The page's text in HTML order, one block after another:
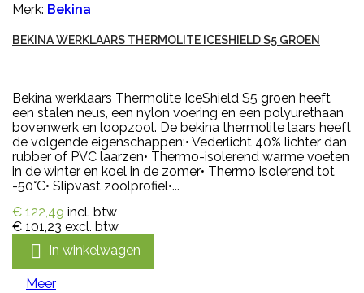
Merk: Bekina
BEKINA WERKLAARS THERMOLITE ICESHIELD S5 GROEN
Bekina werklaars Thermolite IceShield S5 groen heeft
een stalen neus, een nylon voering en een polyurethaan
bovenwerk en loopzool. De bekina thermolite laars heeft
de volgende eigenschappen:• Vederlicht 40% lichter dan
rubber of PVC laarzen• Thermo-isolerend warme voeten
in de winter en koel in de zomer• Thermo isolerend tot
-50°C• Slipvast zoolprofiel•...
€ 122,49 incl. btw
€ 101,23 excl. btw
 In winkelwagen
Meer